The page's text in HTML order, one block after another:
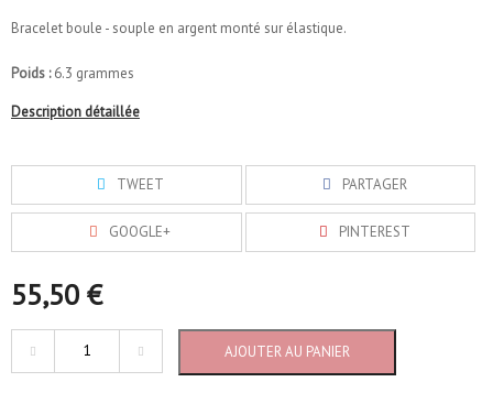
Bracelet boule - souple en argent monté sur élastique.
Poids :6.3 grammes
Description détaillée
TWEET PARTAGER
GOOGLE+ PINTEREST
55,50 €
AJOUTER AU PANIER